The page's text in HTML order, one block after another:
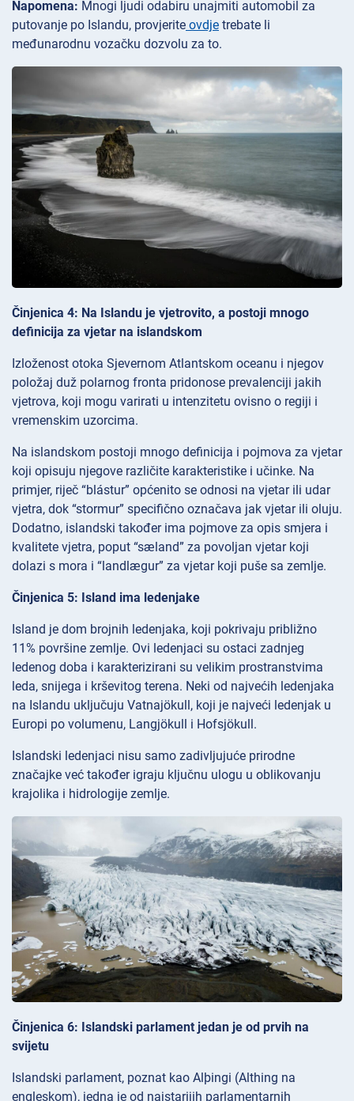
Napomena: Mnogi ljudi odabiru unajmiti automobil za
putovanje po Islandu, provjerite ovdje trebate li
međunarodnu vozačku dozvolu za to.
Činjenica 4: Na Islandu je vjetrovito, a postoji mnogo
definicija za vjetar na islandskom
Izloženost otoka Sjevernom Atlantskom oceanu i njegov
položaj duž polarnog fronta pridonose prevalenciji jakih
vjetrova, koji mogu varirati u intenzitetu ovisno o regiji i
vremenskim uzorcima.
Na islandskom postoji mnogo definicija i pojmova za vjetar
koji opisuju njegove različite karakteristike i učinke. Na
primjer, riječ “blástur” općenito se odnosi na vjetar ili udar
vjetra, dok “stormur” specifično označava jak vjetar ili oluju.
Dodatno, islandski također ima pojmove za opis smjera i
kvalitete vjetra, poput “sæland” za povoljan vjetar koji
dolazi s mora i “landlægur” za vjetar koji puše sa zemlje.
Činjenica 5: Island ima ledenjake
Island je dom brojnih ledenjaka, koji pokrivaju približno
11% površine zemlje. Ovi ledenjaci su ostaci zadnjeg
ledenog doba i karakterizirani su velikim prostranstvima
leda, snijega i krševitog terena. Neki od najvećih ledenjaka
na Islandu uključuju Vatnajökull, koji je najveći ledenjak u
Europi po volumenu, Langjökull i Hofsjökull.
Islandski ledenjaci nisu samo zadivljujuće prirodne
značajke već također igraju ključnu ulogu u oblikovanju
krajolika i hidrologije zemlje.
Činjenica 6: Islandski parlament jedan je od prvih na
svijetu
Islandski parlament, poznat kao Alþingi (Althing na
engleskom), jedna je od najstarijih parlamentarnih